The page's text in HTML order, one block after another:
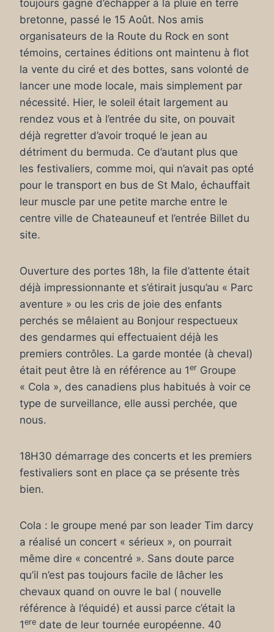
toujours gagné d’échapper à la pluie en terre
bretonne, passé le 15 Août. Nos amis
organisateurs de la Route du Rock en sont
témoins, certaines éditions ont maintenu à flot
la vente du ciré et des bottes, sans volonté de
lancer une mode locale, mais simplement par
nécessité. Hier, le soleil était largement au
rendez vous et à l’entrée du site, on pouvait
déjà regretter d’avoir troqué le jean au
détriment du bermuda. Ce d’autant plus que
les festivaliers, comme moi, qui n’avait pas opté
pour le transport en bus de St Malo, échauffait
leur muscle par une petite marche entre le
centre ville de Chateauneuf et l’entrée Billet du
site.
Ouverture des portes 18h, la file d’attente était
déjà impressionnante et s’étirait jusqu’au « Parc
aventure » ou les cris de joie des enfants
perchés se mêlaient au Bonjour respectueux
des gendarmes qui effectuaient déjà les
premiers contrôles. La garde montée (à cheval)
était peut être là en référence au 1er Groupe
« Cola », des canadiens plus habitués à voir ce
type de surveillance, elle aussi perchée, que
nous.
18H30 démarrage des concerts et les premiers
festivaliers sont en place ça se présente très
bien.
Cola : le groupe mené par son leader Tim darcy
a réalisé un concert « sérieux », on pourrait
même dire « concentré ». Sans doute parce
qu’il n’est pas toujours facile de lâcher les
chevaux quand on ouvre le bal ( nouvelle
référence à l’équidé) et aussi parce c’était la
1ere date de leur tournée européenne. 40